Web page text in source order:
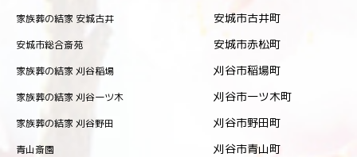
家族葬の結家 安城古井 安城市古井町
安城市総合斎苑 安城市赤松町
家族葬の結家 刈谷稲場 刈谷市稲場町
家族葬の結家 刈谷一ツ木 刈谷市一ツ木町
家族葬の結家 刈谷野田 刈谷市野田町
青山斎園 刈谷市青山町